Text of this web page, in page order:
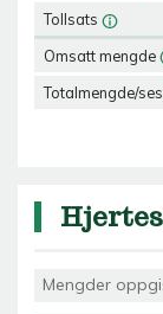
Tollsats
Omsatt mengde
Totalmengde/
Mengder